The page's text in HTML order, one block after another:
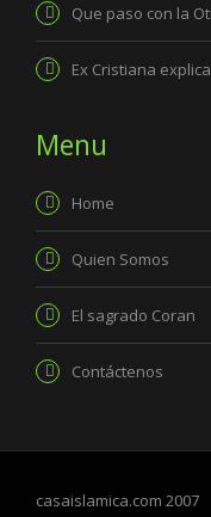
Que paso con la
Ex Cristiana
Menu
Home
Quien Somos
El sagrado Coran
Contáctenos
casaislamica.com 2007